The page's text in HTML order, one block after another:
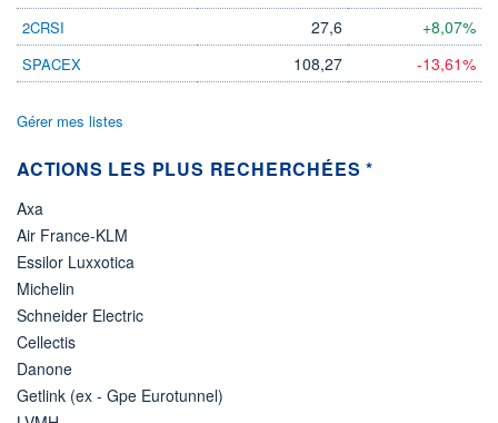
2CRSI 27,6 +8,07%
SPACEX 108,27 -13,61%
Gérer mes listes
ACTIONS LES PLUS RECHERCHÉES *
Axa
Air France-KLM
Essilor Luxxotica
Michelin
Schneider Electric
Cellectis
Danone
Getlink (ex - Gpe Eurotunnel)